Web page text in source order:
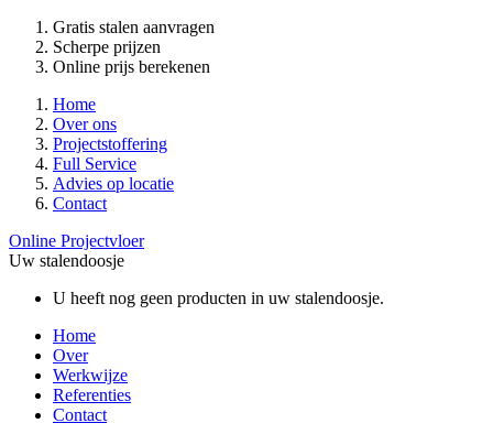
Gratis stalen aanvragen
Scherpe prijzen
Online prijs berekenen
Home
Over ons
Projectstoffering
Full Service
Advies op locatie
Contact
Online Projectvloer
Uw stalendoosje
U heeft nog geen producten in uw stalendoosje.
Home
Over
Werkwijze
Referenties
Contact